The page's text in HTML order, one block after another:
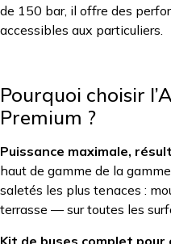
de 150 bar, il offre des
accessibles aux particuliers.
Pourquoi choisir
Premium ?
Puissance maximale,
haut de gamme de la
saletés les plus tenaces :
terrasse — sur toutes les
Kit de buses complet